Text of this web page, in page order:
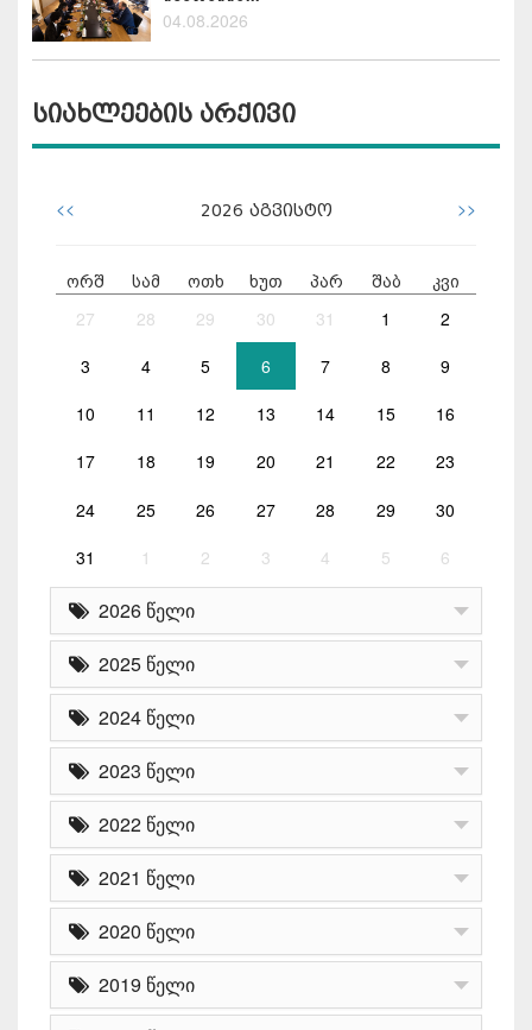
04.08.2026
სიახლეების არქივი
<< 2026 აგვისტო >>
ორშ სამ ოთხ ხუთ პარ შაბ კვი
27 28 29 30 31 1 2
3 4 5 6 7 8 9
10 11 12 13 14 15 16
17 18 19 20 21 22 23
24 25 26 27 28 29 30
31 1 2 3 4 5 6
2026 წელი
2025 წელი
2024 წელი
2023 წელი
2022 წელი
2021 წელი
2020 წელი
2019 წელი